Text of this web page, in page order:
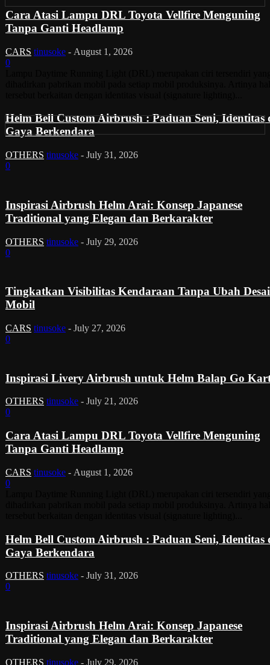
Cara Atasi Lampu DRL Toyota Vellfire Menguning
Tanpa Ganti Headlamp
CARS tinusoke - August 1, 2026
0
Helm Bell Custom Airbrush : Paduan Seni, Identitas
Gaya Berkendara
OTHERS tinusoke - July 31, 2026
0
Inspirasi Airbrush Helm Arai: Konsep Japanese
Traditional yang Elegan dan Berkarakter
OTHERS tinusoke - July 29, 2026
0
Tingkatkan Visibilitas Kendaraan Tanpa Ubah
Mobil
CARS tinusoke - July 27, 2026
0
Inspirasi Livery Airbrush untuk Helm Balap Go
OTHERS tinusoke - July 21, 2026
0
Cara Atasi Lampu DRL Toyota Vellfire Menguning
Tanpa Ganti Headlamp
CARS tinusoke - August 1, 2026
0
Helm Bell Custom Airbrush : Paduan Seni, Identitas
Gaya Berkendara
OTHERS tinusoke - July 31, 2026
0
Inspirasi Airbrush Helm Arai: Konsep Japanese
Traditional yang Elegan dan Berkarakter
OTHERS tinusoke - July 29, 2026